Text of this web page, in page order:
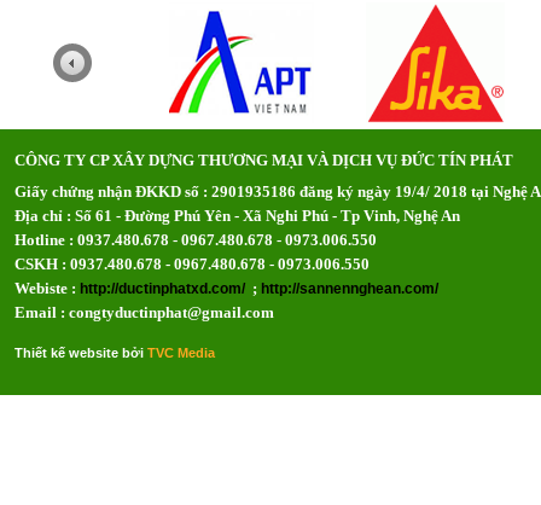
CÔNG TY CP XÂY DỰNG THƯƠNG MẠI VÀ DỊCH VỤ ĐỨC TÍN PHÁT
Giấy chứng nhận ĐKKD số : 2901935186 đăng ký ngày 19/4/ 2018 tại Nghệ
Địa chỉ : Số 61 - Đường Phú Yên - Xã Nghi Phú - Tp Vinh, Nghệ An
Hotline : 0937.480.678 - 0967.480.678 - 0973.006.550
CSKH : 0937.480.678 - 0967.480.678 - 0973.006.550
Webiste : http://ductinphatxd.com/ ; http://sannennghean.com/
Email : congtyductinphat@gmail.com
Thiết kế website bởi TVC Media